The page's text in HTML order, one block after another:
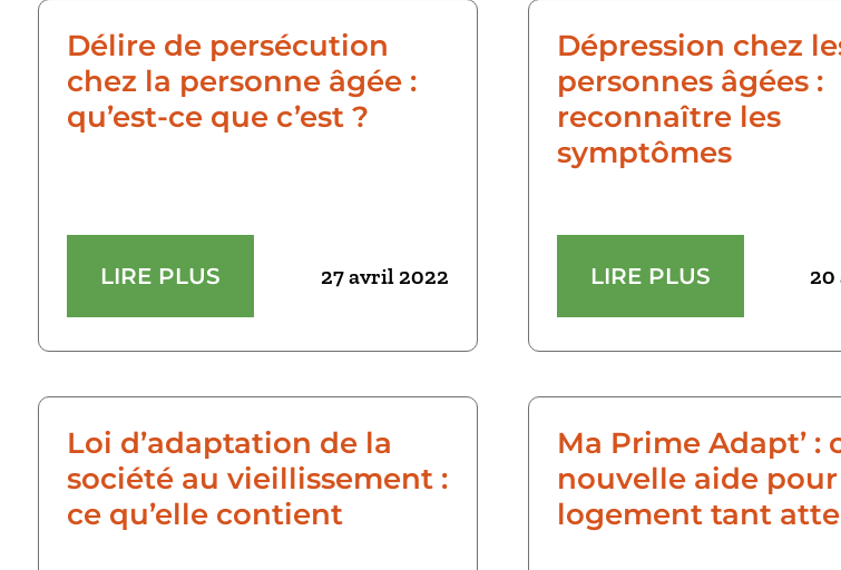
Délire de persécution
chez la personne âgée :
qu’est-ce que c’est ?
LIRE PLUS 27 avril 2022
Dépression chez
personnes âgées :
reconnaître les
symptômes
LIRE PLUS 20
Loi d’adaptation de la
société au vieillissement :
ce qu’elle contient
Ma Prime Adapt’ :
nouvelle aide
logement tant